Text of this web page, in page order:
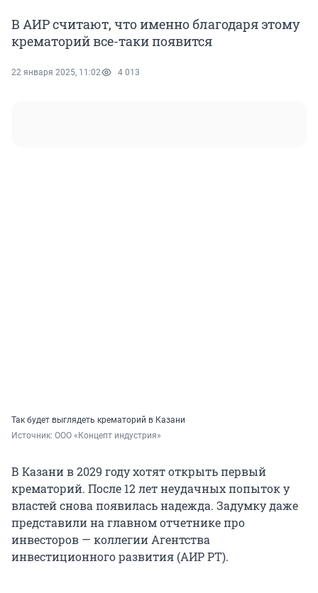
В АИР считают, что именно благодаря этому
крематорий все-таки появится
22 января 2025, 11:02 4 013
Так будет выглядеть крематорий в Казани
Источник: ООО «Концепт индустрия»
В Казани в 2029 году хотят открыть первый
крематорий. После 12 лет неудачных попыток у
властей снова появилась надежда. Задумку даже
представили на главном отчетнике про
инвесторов — коллегии Агентства
инвестиционного развития (АИР РТ).